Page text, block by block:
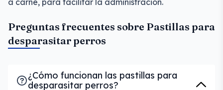
a carne, para facilitar la administración.
Preguntas frecuentes sobre Pastillas para
desparasitar perros
¿Cómo funcionan las pastillas para
desparasitar perros?